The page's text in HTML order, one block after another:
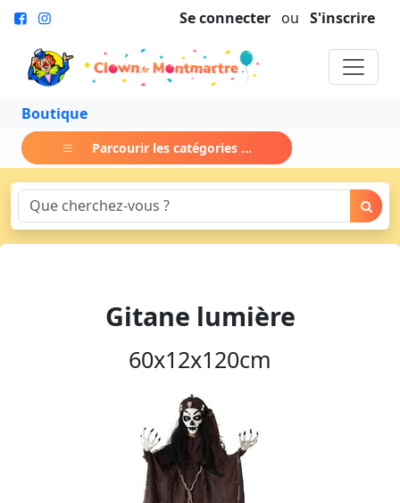
Se connecter ou S'inscrire
Boutique
Parcourir les catégories ...
Gitane lumière
60x12x120cm